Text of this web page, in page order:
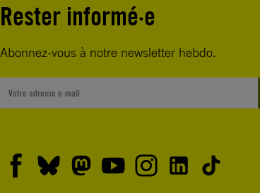
Rester informé·e
Abonnez-vous à notre newsletter hebdo.